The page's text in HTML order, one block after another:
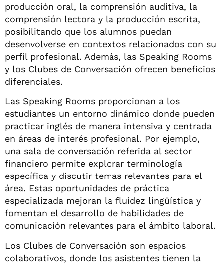
producción oral, la comprensión auditiva, la
comprensión lectora y la producción escrita,
posibilitando que los alumnos puedan
desenvolverse en contextos relacionados con su
perfil profesional. Además, las Speaking Rooms
y los Clubes de Conversación ofrecen beneficios
diferenciales.
Las Speaking Rooms proporcionan a los
estudiantes un entorno dinámico donde pueden
practicar inglés de manera intensiva y centrada
en áreas de interés profesional. Por ejemplo,
una sala de conversación referida al sector
financiero permite explorar terminología
específica y discutir temas relevantes para el
área. Estas oportunidades de práctica
especializada mejoran la fluidez lingüística y
fomentan el desarrollo de habilidades de
comunicación relevantes para el ámbito laboral.
Los Clubes de Conversación son espacios
colaborativos, donde los asistentes tienen la